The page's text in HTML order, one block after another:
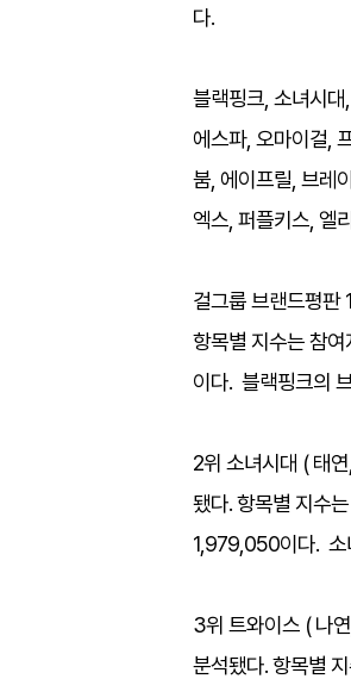
다.​
블랙핑크, 소녀시
에스파, 오마이걸,
붐, 에이프릴, 브레
엑스, 퍼플키스, 엘
걸그룹 브랜드평판
항목별 지수는 참
이다. 블랙핑크의
2위 소녀시대 ( 태
됐다. 항목별 지수
1,979,050이다. 소
​3위 트와이스 ( 나
분석됐다. 항목별